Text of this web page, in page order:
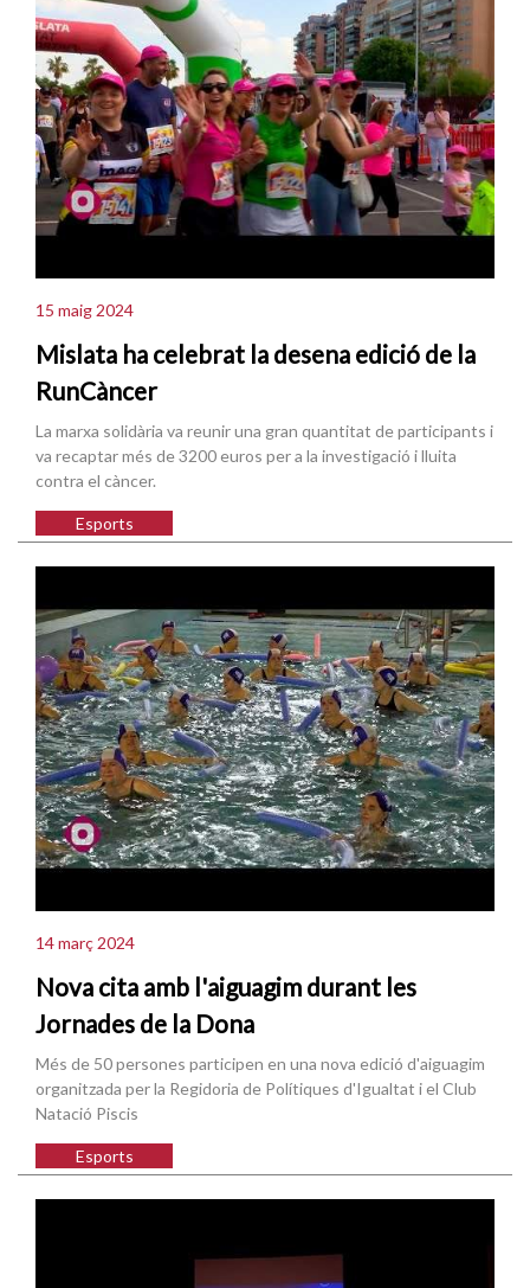
15 maig 2024
Mislata ha celebrat la desena edició de la
RunCàncer
La marxa solidària va reunir una gran quantitat de participants i
va recaptar més de 3200 euros per a la investigació i lluita
contra el càncer.
Esports
14 març 2024
Nova cita amb l'aiguagim durant les
Jornades de la Dona
Més de 50 persones participen en una nova edició d'aiguagim
organitzada per la Regidoria de Polítiques d'Igualtat i el Club
Natació Piscis
Esports